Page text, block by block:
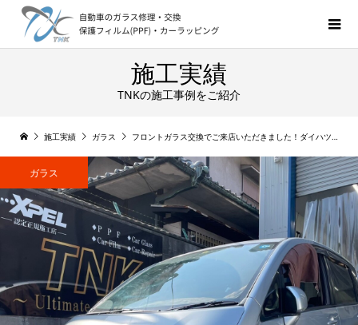
施工実績
TNKの施工事例をご紹介
施工実績 ガラス フロントガラス交換でご来店いただきました！ダイハツ ムーブ
ガラス